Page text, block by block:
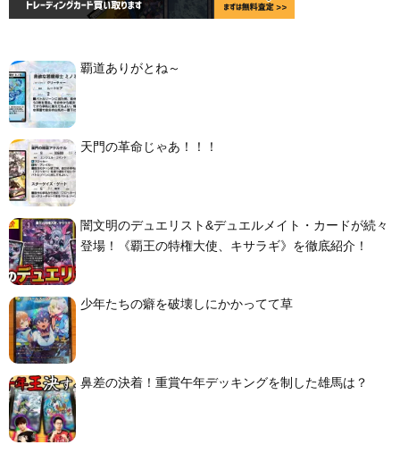
覇道ありがとね～
天門の革命じゃあ！！！
闇文明のデュエリスト&デュエルメイト・カードが続々
登場！《覇王の特権大使、キサラギ》を徹底紹介！
少年たちの癖を破壊しにかかってて草
鼻差の決着！重賞午年デッキングを制した雄馬は？